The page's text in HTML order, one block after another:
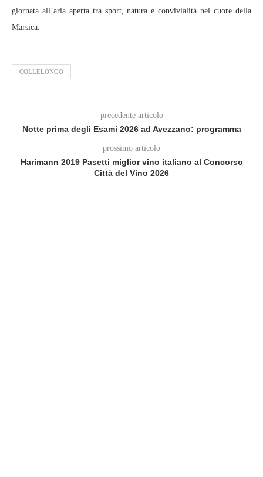
giornata all’aria aperta tra sport, natura e convivialità nel cuore della
Marsica.
COLLELONGO
precedente articolo
Notte prima degli Esami 2026 ad Avezzano: programma
prossimo articolo
Harimann 2019 Pasetti miglior vino italiano al Concorso
Città del Vino 2026